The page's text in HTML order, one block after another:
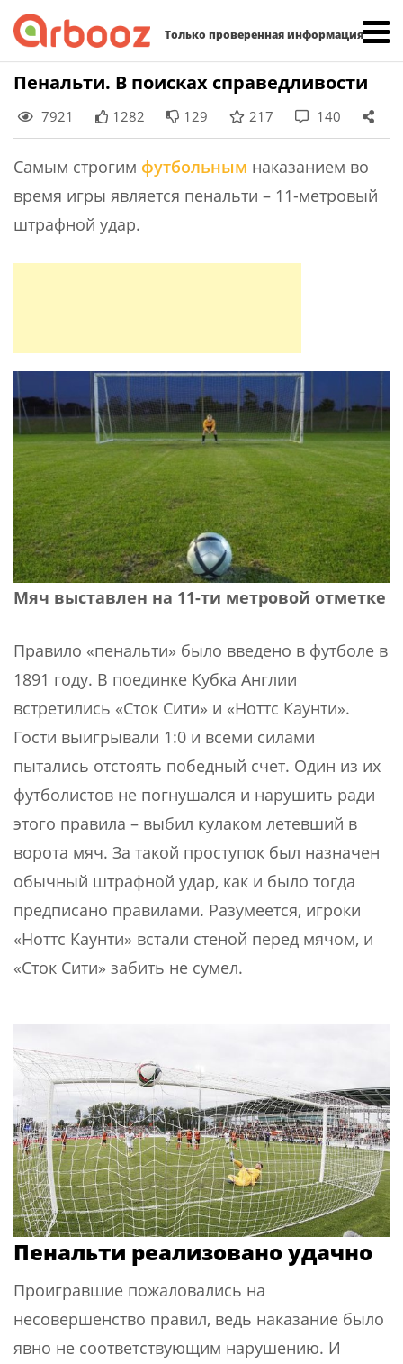
Только проверенная информация
Skip
content
Пенальти. В поисках справедливости
7921 1282 129 217 140
Самым строгим футбольным наказанием во
время игры является пенальти – 11-метровый
штрафной удар.
Мяч выставлен на 11-ти метровой отметке
Правило «пенальти» было введено в футболе в
1891 году. В поединке Кубка Англии
встретились «Сток Сити» и «Ноттс Каунти».
Гости выигрывали 1:0 и всеми силами
пытались отстоять победный счет. Один из их
футболистов не погнушался и нарушить ради
этого правила – выбил кулаком летевший в
ворота мяч. За такой проступок был назначен
обычный штрафной удар, как и было тогда
предписано правилами. Разумеется, игроки
«Ноттс Каунти» встали стеной перед мячом, и
«Сток Сити» забить не сумел.
Пенальти реализовано удачно
Проигравшие пожаловались на
несовершенство правил, ведь наказание было
явно не соответствующим нарушению. И
Найти: